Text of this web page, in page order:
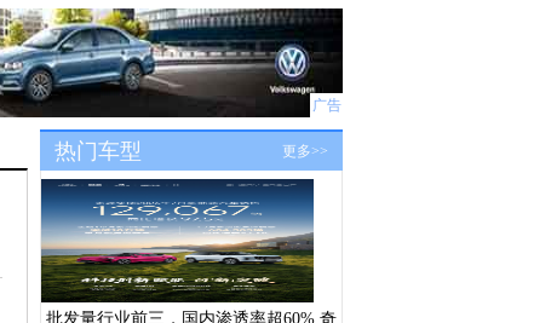
广告
热门车型 更多>>
批发量行业前三，国内渗透率超60% 奇